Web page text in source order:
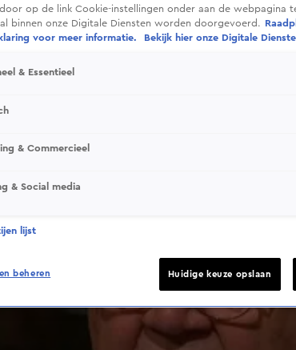
op de link Cookie-instellingen onder aan de webpagina
binnen onze Digitale Diensten worden doorgevoerd.
voor meer informatie.
Bekijk hier onze Digitale
& Essentieel
& Commercieel
& Social media
lijst
beheren Huidige keuze opslaan